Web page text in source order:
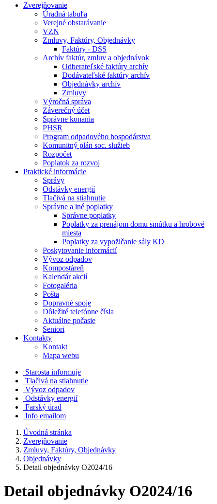
Zverejňovanie
Úradná tabuľa
Verejné obstarávanie
VZN
Zmluvy, Faktúry, Objednávky
Faktúry - DSS
Archív faktúr, zmluv a objednávok
Odberateľské faktúry archív
Dodávateľské faktúry archív
Objednávky archív
Zmluvy
Výročná správa
Záverečný účet
Správne konania
PHSR
Program odpadového hospodárstva
Komunitný plán soc. služieb
Rozpočet
Poplatok za rozvoj
Praktické informácie
Správy
Odstávky energií
Tlačivá na stiahnutie
Správne a iné poplatky
Správne poplatky
Poplatky za prenájom domu smútku a hrobové
miesta
Poplatky za vypožičanie sály KD
Poskytovanie informácií
Vývoz odpadov
Kompostáreň
Kalendár akcií
Fotogaléria
Pošta
Dopravné spoje
Dôležité telefónne čísla
Aktuálne počasie
Seniori
Kontakty
Kontakt
Mapa webu
Starosta informuje
Tlačivá na stiahnutie
Vývoz odpadov
Odstávky energií
Farský úrad
Info emailom
Úvodná stránka
Zverejňovanie
Zmluvy, Faktúry, Objednávky
Objednávky
Detail objednávky O2024/16
Detail objednávky O2024/16